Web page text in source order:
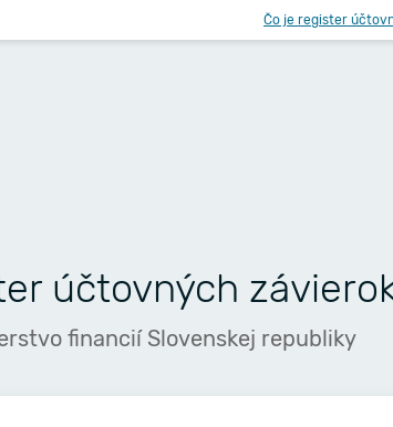
Čo je register
účtovných
financií Slovenskej republiky